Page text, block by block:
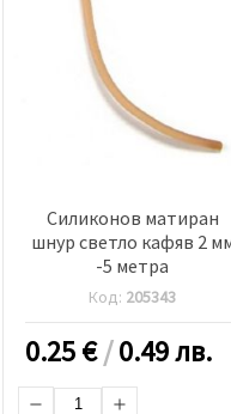
Силиконов матиран
шнур светло кафяв 2
-5 метра
Код: 205343
0.25€/0.49 лв.